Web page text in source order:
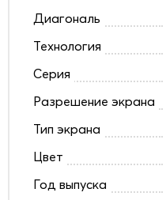
Диагональ
Технология
Серия
Разрешение экрана
Тип экрана
Цвет
Год выпуска